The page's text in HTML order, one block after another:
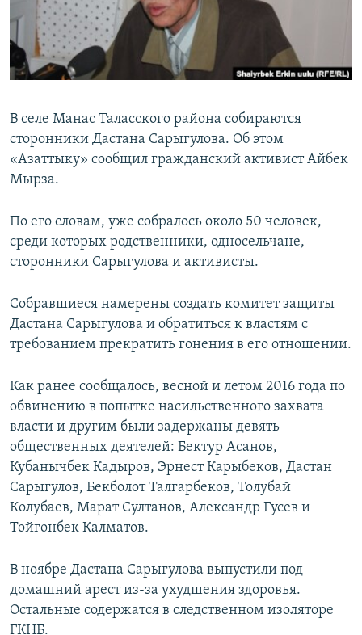
В селе Манас Таласского района собираются
сторонники Дастана Сарыгулова. Об этом
«Азаттыку» сообщил гражданский активист Айбек
Мырза.
По его словам, уже собралось около 50 человек,
среди которых родственники, односельчане,
сторонники Сарыгулова и активисты.
Собравшиеся намерены создать комитет защиты
Дастана Сарыгулова и обратиться к властям с
требованием прекратить гонения в его отношении.
Как ранее сообщалось, весной и летом 2016 года по
обвинению в попытке насильственного захвата
власти и другим были задержаны девять
общественных деятелей: Бектур Асанов,
Кубанычбек Кадыров, Эрнест Карыбеков, Дастан
Сарыгулов, Бекболот Талгарбеков, Толубай
Колубаев, Марат Султанов, Александр Гусев и
Тойгонбек Калматов.
В ноябре Дастана Сарыгулова выпустили под
домашний арест из-за ухудшения здоровья.
Остальные содержатся в следственном изоляторе
ГКНБ.